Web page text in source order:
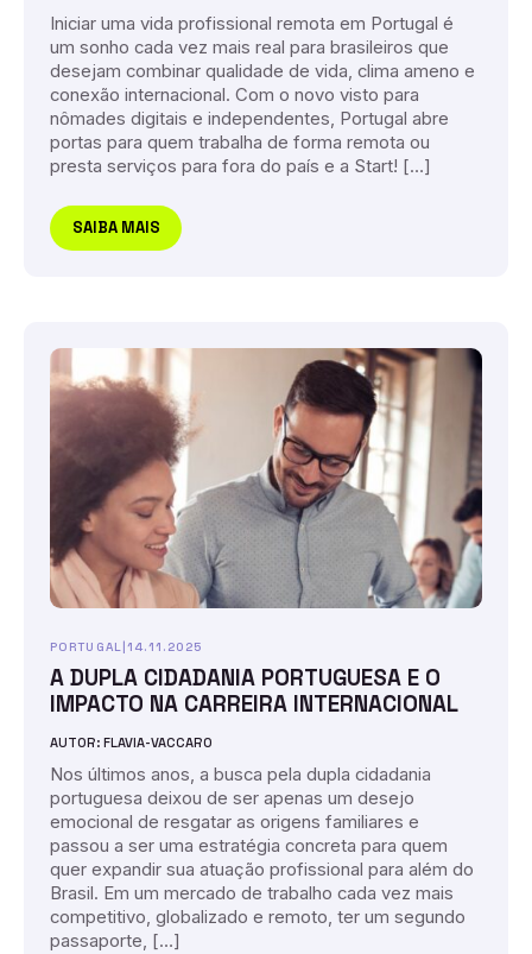
Iniciar uma vida profissional remota em Portugal é
um sonho cada vez mais real para brasileiros que
desejam combinar qualidade de vida, clima ameno e
conexão internacional. Com o novo visto para
nômades digitais e independentes, Portugal abre
portas para quem trabalha de forma remota ou
presta serviços para fora do país e a Start! […]
SAIBA MAIS
PORTUGAL|14.11.2025
A DUPLA CIDADANIA PORTUGUESA E O
IMPACTO NA CARREIRA INTERNACIONAL
AUTOR: FLAVIA-VACCARO
Nos últimos anos, a busca pela dupla cidadania
portuguesa deixou de ser apenas um desejo
emocional de resgatar as origens familiares e
passou a ser uma estratégia concreta para quem
quer expandir sua atuação profissional para além do
Brasil. Em um mercado de trabalho cada vez mais
competitivo, globalizado e remoto, ter um segundo
passaporte, […]